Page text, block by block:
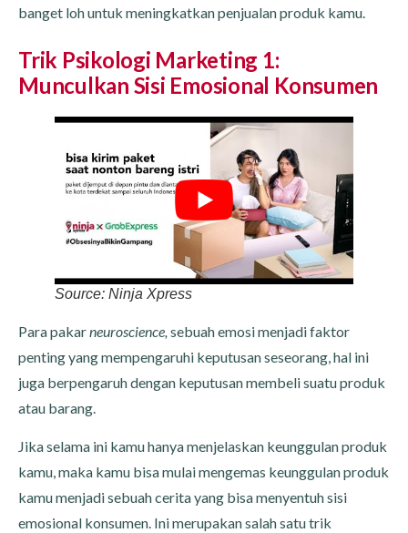
banget loh untuk meningkatkan penjualan produk kamu.
Trik Psikologi Marketing 1:
Munculkan Sisi Emosional Konsumen
Source: Ninja Xpress
Para pakarneuroscience, sebuah emosi menjadi faktor
penting yang mempengaruhi keputusan seseorang, hal ini
juga berpengaruh dengan keputusan membeli suatu produk
atau barang.
Jika selama ini kamu hanya menjelaskan keunggulan produk
kamu, maka kamu bisa mulai mengemas keunggulan produk
kamu menjadi sebuah cerita yang bisa menyentuh sisi
emosional konsumen. Ini merupakan salah satu trik